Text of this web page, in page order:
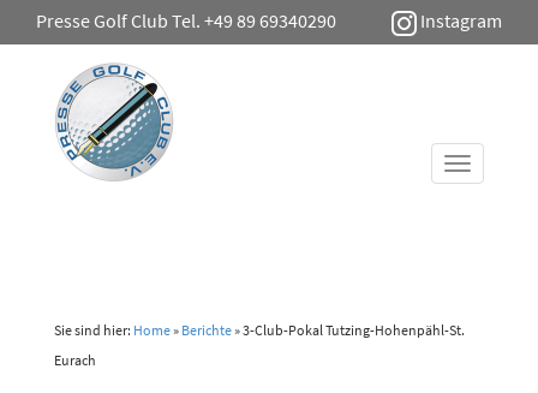
Presse Golf Club Tel. +49 89 69340290 Instagram
Toggle
Sie sind hier: Home» Berichte»3-Club-Pokal Tutzing-Hohenpähl-St.
Eurach